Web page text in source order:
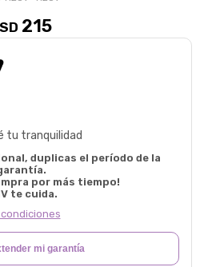
215
tu tranquilidad
duplicas el período de la
por más tiempo!
te cuida.
mi garantía